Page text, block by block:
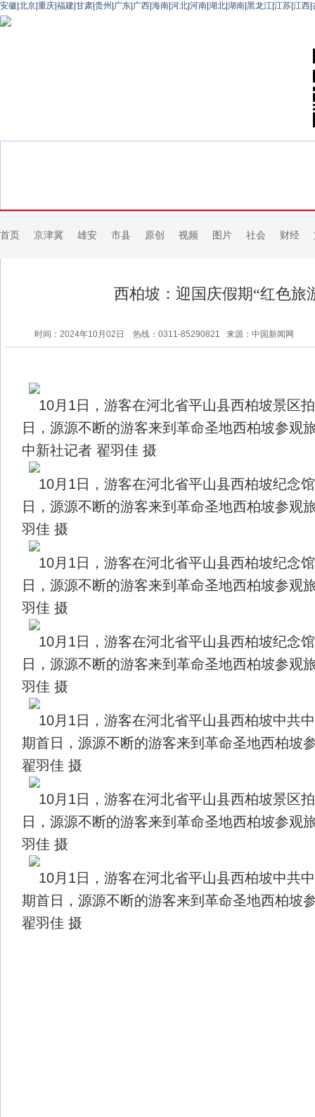
安徽 北京 重庆 福建 甘肃 贵州 广东 广西 海南 河北 河南 湖北 湖南 黑龙江 江苏 江西
首页 京津冀 雄安 市县 原创 视频 图片 社会 财经
西柏坡：迎国庆假期“红色旅
时间：2024年10月02日 热线：0311-85290821 来源：中国新闻网
10月1日，游客在河北省平山县西柏坡景区
日，源源不断的游客来到革命圣地西柏坡参观
中新社记者 翟羽佳 摄
10月1日，游客在河北省平山县西柏坡纪念
日，源源不断的游客来到革命圣地西柏坡参观
羽佳 摄
10月1日，游客在河北省平山县西柏坡纪念
日，源源不断的游客来到革命圣地西柏坡参观
羽佳 摄
10月1日，游客在河北省平山县西柏坡纪念
日，源源不断的游客来到革命圣地西柏坡参观
羽佳 摄
10月1日，游客在河北省平山县西柏坡中共
期首日，源源不断的游客来到革命圣地西柏坡
翟羽佳 摄
10月1日，游客在河北省平山县西柏坡景区
日，源源不断的游客来到革命圣地西柏坡参观
羽佳 摄
10月1日，游客在河北省平山县西柏坡中共
期首日，源源不断的游客来到革命圣地西柏坡
翟羽佳 摄